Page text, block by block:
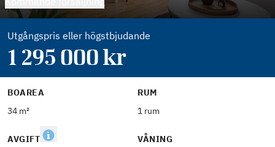
Utgångspris eller högstbjudande
1 295 000kr
BOAREA
34 m²
RUM
1 rum
AVGIFT
VÅNING